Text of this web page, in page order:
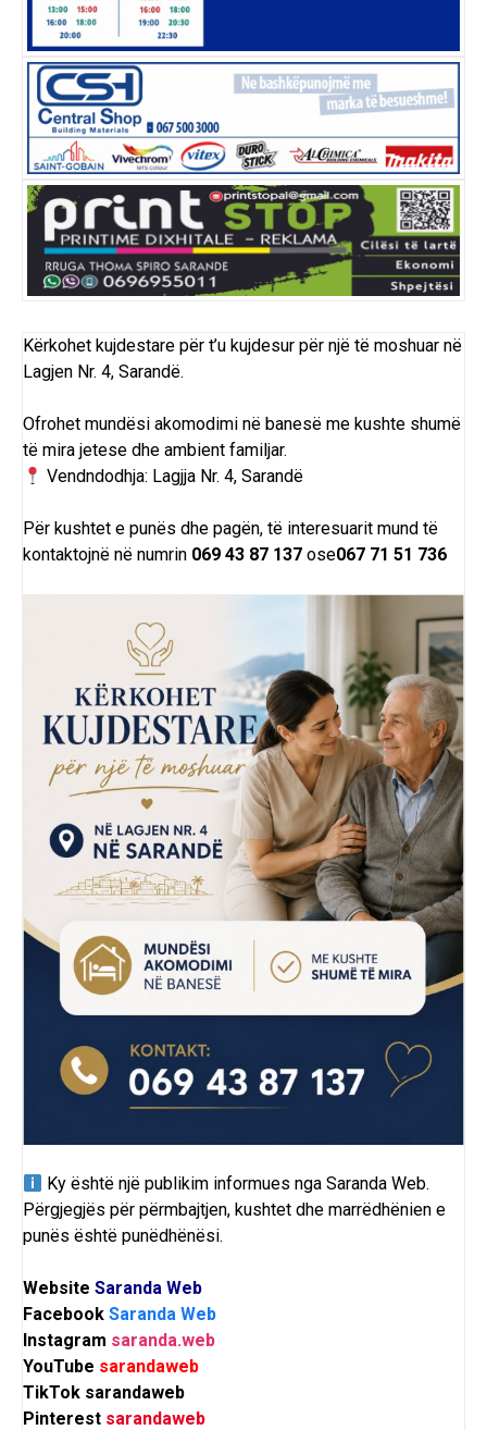
Kërkohet kujdestare për t’u kujdesur për një të moshuar në
Lagjen Nr. 4, Sarandë.
Ofrohet mundësi akomodimi në banesë me kushte shumë
të mira jetese dhe ambient familjar.
Vendndodhja: Lagjja Nr. 4, Sarandë
Për kushtet e punës dhe pagën, të interesuarit mund të
kontaktojnë në numrin 069 43 87 137 ose067 71 51 736
Ky është një publikim informues ngaSaranda Web.
Përgjegjës për përmbajtjen, kushtet dhe marrëdhënien e
punës është punëdhënësi.
Website Saranda Web
Facebook Saranda Web
Instagram saranda.web
YouTube sarandaweb
TikTok sarandaweb
Pinterest sarandaweb